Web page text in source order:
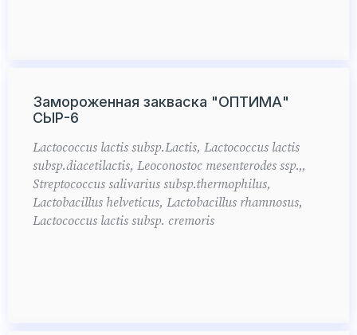
Замороженная закваска "ОПТИМА"
СЫР-6
Lactococcus lactis subsp.Lactis, Lactococcus lactis
subsp.diacetilactis, Leoconostoc mesenterodes ssp.,,
Streptococcus salivarius subsp.thermophilus,
Lactobacillus helveticus, Lactobacillus rhamnosus,
Lactococcus lactis subsp. cremoris